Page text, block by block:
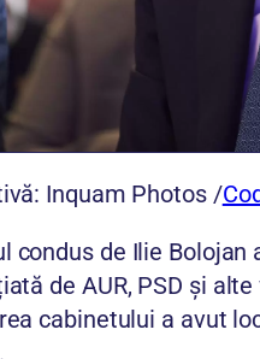
Inquam Photos /
condus de Ilie
de AUR, PSD și
cabinetului a avut